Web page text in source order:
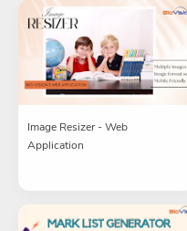
Image Resizer - Web
Application